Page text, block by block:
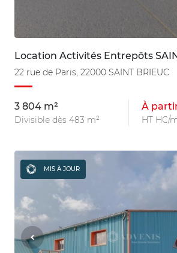
Location Activités Entrepôts
22 rue de Paris, 22000 SAINT BRIEUC
3 804 m²
Divisible dès 483 m²
À
HT HC/
MIS À JOUR